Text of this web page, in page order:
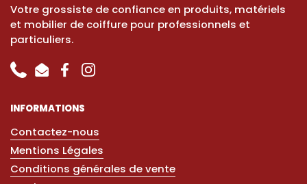
Votre grossiste de confiance en produits, matériels
et mobilier de coiffure pour professionnels et
particuliers.
PhoneEmailFacebookInstagram
INFORMATIONS
Contactez-nous
Mentions Légales
Conditions générales de vente